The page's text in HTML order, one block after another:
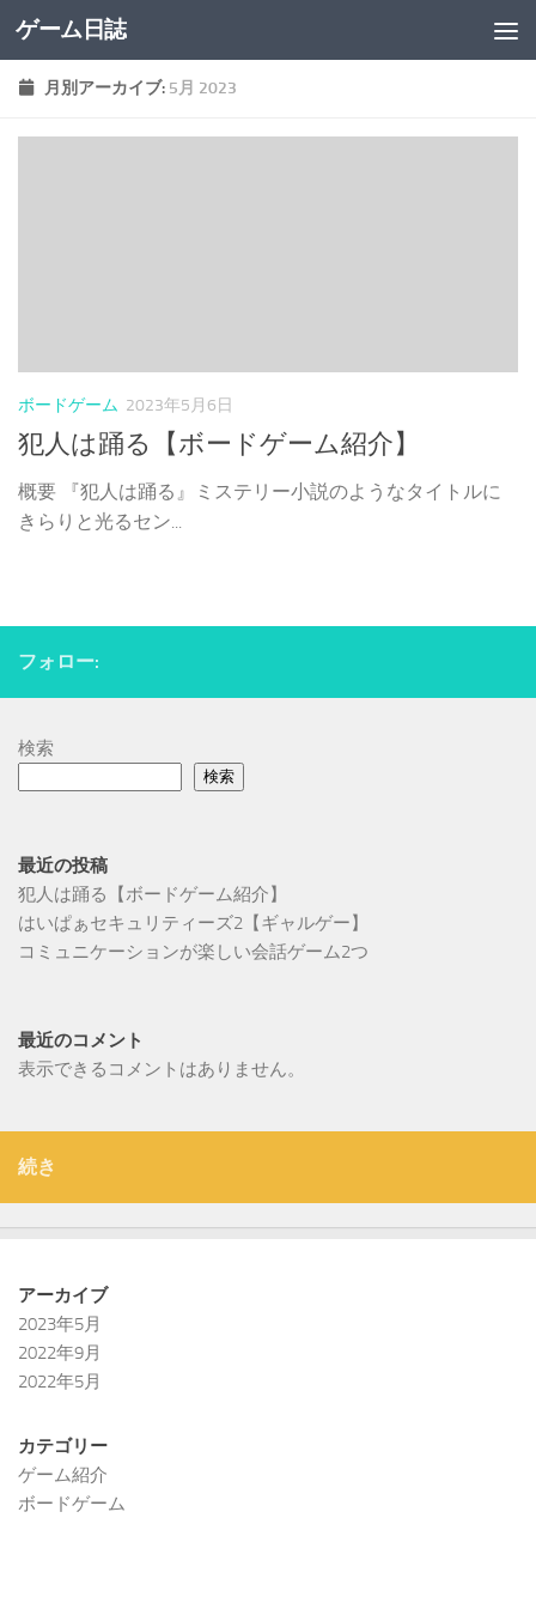
コンテンツへスキップ
ゲーム日誌
月別アーカイブ: 5月 2023
ボードゲーム 2023年5月6日
犯人は踊る【ボードゲーム紹介】
概要 『犯人は踊る』ミステリー小説のようなタイトルに
きらりと光るセン...
フォロー:
検索
検索
最近の投稿
犯人は踊る【ボードゲーム紹介】
はいぱぁセキュリティーズ2【ギャルゲー】
コミュニケーションが楽しい会話ゲーム2つ
最近のコメント
表示できるコメントはありません。
続き
アーカイブ
2023年5月
2022年9月
2022年5月
カテゴリー
ゲーム紹介
ボードゲーム